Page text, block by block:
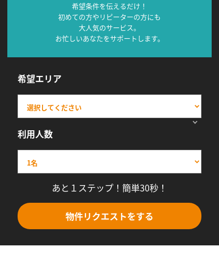
希望条件を伝えるだけ！
初めての方やリピーターの方にも
大人気のサービス。
お忙しいあなたをサポートします。
希望エリア
利用人数
あと１ステップ！簡単30秒！
物件リクエストをする